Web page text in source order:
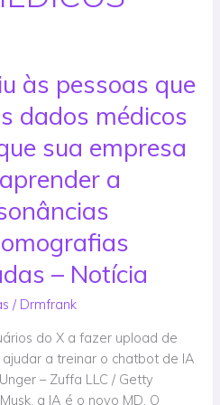
às pessoas que
dados médicos
sua empresa
a
– Notícia
/ Drmfrank
do X a fazer upload de
a treinar o chatbot de IA
– Zuffa LLC / Getty
a IA é o novo MD. O